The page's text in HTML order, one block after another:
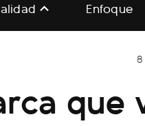
Enfoque
que